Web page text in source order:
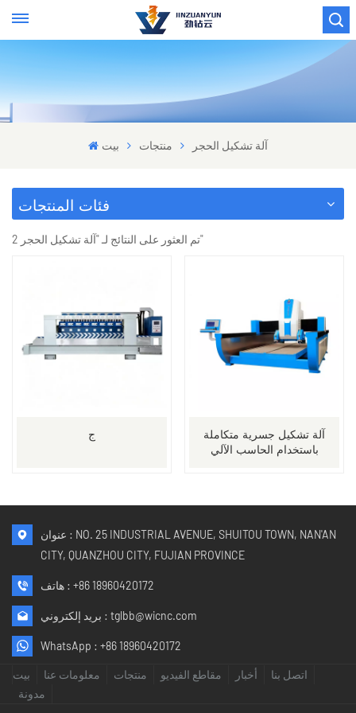
بيت منتجات آلة تشكيل الحجر
فئات المنتجات
2 تم العثور على النتائج لـ "آلة تشكيل الحجر"
ج
آلة تشكيل جسرية متكاملة
باستخدام الحاسب الآلي
عنوان : NO. 25 INDUSTRIAL AVENUE, SHUITOU TOWN, NAN'AN
CITY, QUANZHOU CITY, FUJIAN PROVINCE
هاتف : +86 18960420172
بريد إلكتروني : tglbb@wicnc.com
WhatsApp : +86 18960420172
بيت معلومات عنا منتجات مقاطع الفيديو أخبار
اتصل بنا
مدونة